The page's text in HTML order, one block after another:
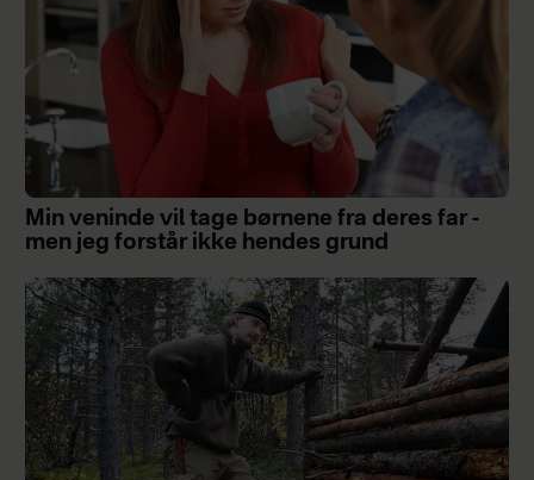
Min veninde vil tage børnene fra deres far -
men jeg forstår ikke hendes grund